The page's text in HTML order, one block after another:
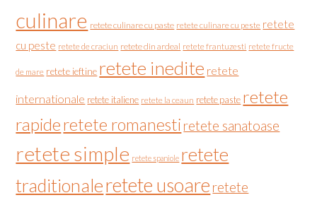
culinare retete culinare cu paste retete culinare cu peste retete
cu peste retete de craciun retete din ardeal retete frantuzesti retete fructe
de mare retete ieftine retete inedite retete
internationale retete italiene retete la ceaun retete paste retete
rapideretete romanesti retete sanatoase
retete simple retete spaniole retete
traditionaleretete usoare retete